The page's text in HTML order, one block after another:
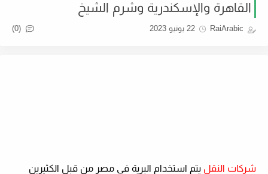
القاهرة والإسكندرية وشرم الشيخ
RaiArabic 22 يونيو 2023 (0)
شركات النقل يتم استخدام البرية في مصر من قبل الكثيرين